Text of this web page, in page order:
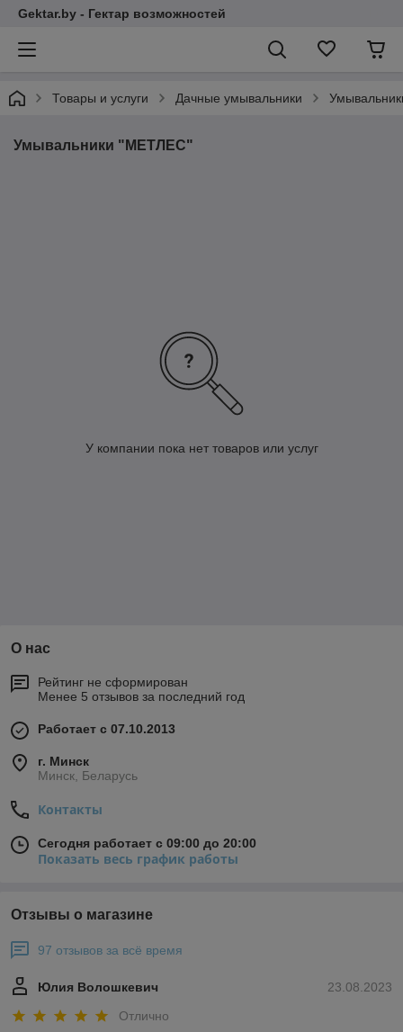
Gektar.by - Гектар возможностей
Товары и услуги Дачные умывальники
Умывальники "МЕТЛЕС"
У компании пока нет товаров или услуг
О нас
Рейтинг не сформирован
Менее 5 отзывов за последний год
Работает с 07.10.2013
г. Минск
Минск, Беларусь
Контакты
Сегодня работает с 09:00 до 20:00
Показать весь график работы
Отзывы о магазине
97 отзывов за всё время
23.08.2023
Юлия Волошкевич
Отлично